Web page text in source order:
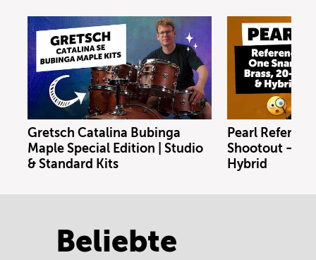
Gretsch Catalina Bubinga
Maple Special Edition | Studio
& Standard Kits
Pearl
Shootout –
Hybrid
Beliebte